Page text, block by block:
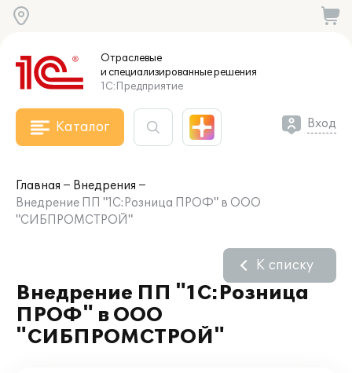
Отраслевые
и специализированныерешения
1С:Предприятие
Каталог Вход
Главная
Внедрения
Внедрение ПП "1С:Розница ПРОФ" в ООО
"СИБПРОМСТРОЙ"
Внедрение ПП "1С:Розница
ПРОФ" в ООО
"СИБПРОМСТРОЙ"
К списку